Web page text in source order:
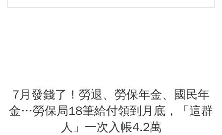
7月發錢了！勞退、勞保年金、國民年
金…勞保局18筆給付領到月底，「這群
人」一次入帳4.2萬